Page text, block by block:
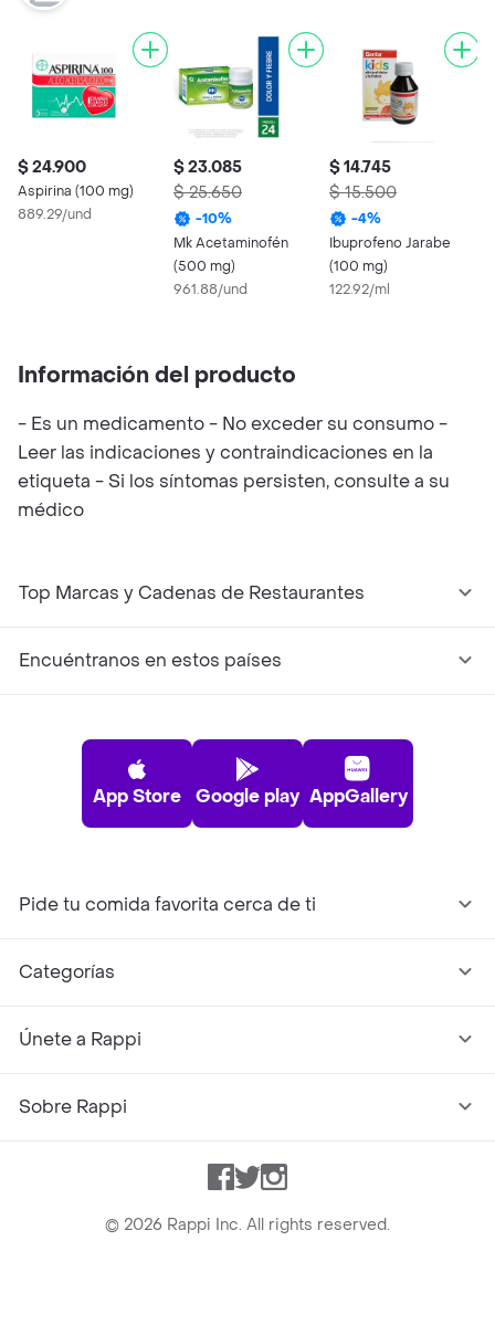
$ 24.900
Aspirina (100 mg)
889.29/und
$ 23.085
$ 25.650
-10%
Mk Acetaminofén
(500 mg)
961.88/und
$ 14.745
$ 15.500
-4%
Ibuprofeno Jarabe
(100 mg)
122.92/ml
Información del producto
- Es un medicamento - No exceder su consumo -
Leer las indicaciones y contraindicaciones en la
etiqueta - Si los síntomas persisten, consulte a su
médico
Top Marcas y Cadenas de Restaurantes
Encuéntranos en estos países
App Store Google play AppGallery
Pide tu comida favorita cerca de ti
Categorías
Únete a Rappi
Sobre Rappi
Facebook
TwitterInstagram
© 2026 Rappi Inc. All rights reserved.